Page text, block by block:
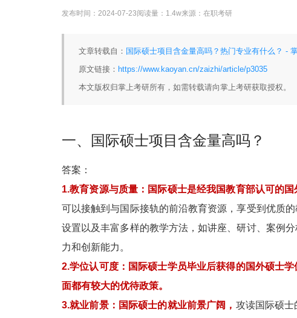
发布时间： 2024-07-23阅读量： 1.4w来源： 在职考研
文章转载自： 国际硕士项目含金量高吗？热门专业有什么？ -
原文链接： https://www.kaoyan.cn/zaizhi/article/p3035
本文版权归掌上考研所有，如需转载请向掌上考研获取授权。
一、国际硕士项目含金量高吗？
答案：
1.教育资源与质量：国际硕士是经我国教育部认可的
可以接触到与国际接轨的前沿教育资源，享受到优质
设置以及丰富多样的教学方法，如讲座、研讨、案例
力和创新能力。
2.学位认可度：国际硕士学员毕业后获得的国外硕士
面都有较大的优待政策。
3.就业前景：国际硕士的就业前景广阔， 攻读国际硕